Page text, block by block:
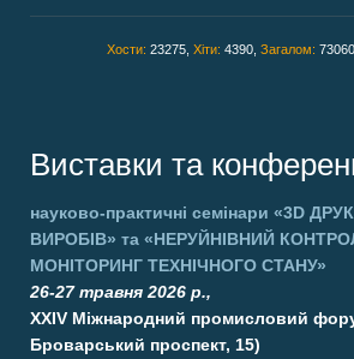
Хости: 23275, Хіти: 4390, Загалом:
Виставки та
науково-практичні семінари «3D
ВИРОБІВ» та «НЕРУЙНІВНИЙ
МОНІТОРИНГ ТЕХНІЧНОГО СТАНУ»
26-27 травня 2026 р.,
XXIV Міжнародний промисловий
Броварський проспект, 15)